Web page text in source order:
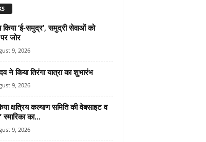
‘ई-समुद्र’, समुद्री सेवाओं को
जोर
9, 2026
ने किया तिरंगा यात्रा का शुभारंभ
9, 2026
क्षत्रिय कल्याण समिति की वेबसाइट व
स्मारिका का...
9, 2026